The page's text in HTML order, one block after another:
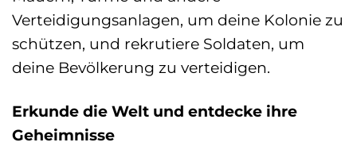
Verteidigungsanlagen, um deine Kolonie zu
schützen, und rekrutiere Soldaten, um
deine Bevölkerung zu verteidigen.
Erkunde die Welt und entdecke ihre
Geheimnisse